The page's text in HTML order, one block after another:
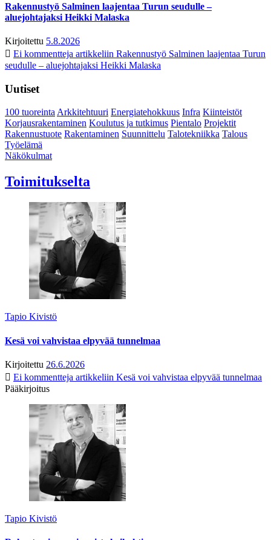
Rakennustyö Salminen laajentaa Turun seudulle –
aluejohtajaksi Heikki Malaska
Kirjoitettu 5.8.2026
Ei kommentteja artikkeliin Rakennustyö Salminen laajentaa Turun
seudulle – aluejohtajaksi Heikki Malaska
Uutiset
100 tuoreintaArkkitehtuuri Energiatehokkuus Infra Kiinteistöt
Korjausrakentaminen Koulutus ja tutkimus Pientalo Projektit
Rakennustuote Rakentaminen Suunnittelu Talotekniikka Talous
Työelämä
Näkökulmat
Toimitukselta
Tapio Kivistö
Kesä voi vahvistaa elpyvää tunnelmaa
Kirjoitettu 26.6.2026
Ei kommentteja artikkeliin Kesä voi vahvistaa elpyvää tunnelmaa
Pääkirjoitus
Tapio Kivistö